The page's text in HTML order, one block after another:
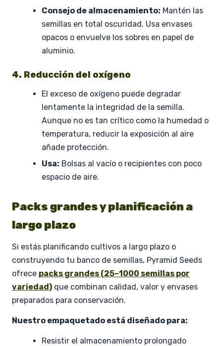
Consejo de almacenamiento: Mantén las
semillas en total oscuridad. Usa envases
opacos o envuelve los sobres en papel de
aluminio.
4. Reducción del oxígeno
El exceso de oxígeno puede degradar
lentamente la integridad de la semilla.
Aunque no es tan crítico como la humedad o
temperatura, reducir la exposición al aire
añade protección.
Usa: Bolsas al vacío o recipientes con poco
espacio de aire.
Packs grandes y planificación a
largo plazo
Si estás planificando cultivos a largo plazo o
construyendo tu banco de semillas, Pyramid Seeds
ofrece packs grandes (25–1000 semillas por
variedad) que combinan calidad, valor y envases
preparados para conservación.
Nuestro empaquetado está diseñado para:
Resistir el almacenamiento prolongado